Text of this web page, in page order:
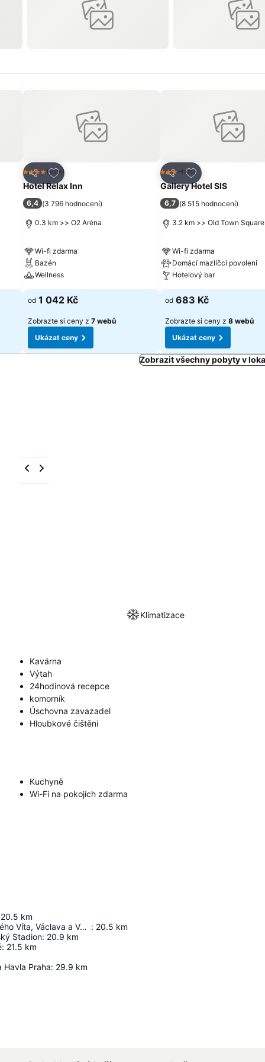
hotelů
Sdílet
Přidat na seznam oblíbených hotelů
4 Počet hvězdiček
Hotel
Hotel Relax Inn
6,4 (3 796 hodnocení)
0.3 km >> O2 Aréna
Wi-fi zdarma
Bazén
Wellness
od 1 042 Kč
Zobrazte si ceny z 7 webů
Ukázat ceny
Sdílet
Přidat na
3 Počet hvězdiček
Hotel
Gallery Hotel SIS
6,7 (8 515 hodnocení)
3.2 km >> Old Town Square
Wi-fi zdarma
Domácí mazlíčci povoleni
Hotelový bar
od 683 Kč
Zobrazte si ceny z 8 webů
Ukázat ceny
Zobrazit všechny pobyty v
Klimatizace
Kavárna
Výtah
24hodinová recepce
komorník
Úschovna zavazadel
Hloubkové čištění
Kuchyně
Wi-Fi na pokojích zdarma
20.5 km
Katedrála svatého Víta, Václava a Vojtěcha : 20.5 km
Stadion: 20.9 km
: 21.5 km
Havla Praha: 29.9 km